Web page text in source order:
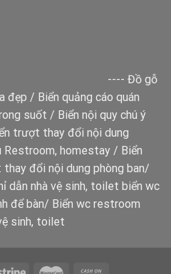
---- Đồ gỗ
đẹp / Biển quảng cáo quán
suốt / Biển nội quy chú ý
trượt thay đổi nội dung
Restroom, homestay / Biển
đổi nội dung phòng ban/
dẫn nhà vệ sinh, toilet biển wc
để bàn/ Biển wc restroom
sinh, toilet